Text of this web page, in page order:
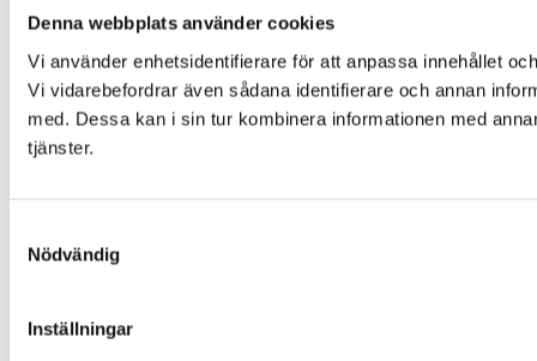
Denna webbplats använder cookies
Vi använder enhetsidentifierare för att anpassa innehållet
Vi vidarebefordrar även sådana identifierare och annan
med. Dessa kan i sin tur kombinera informationen med
tjänster.
Nödvändig
Inställningar